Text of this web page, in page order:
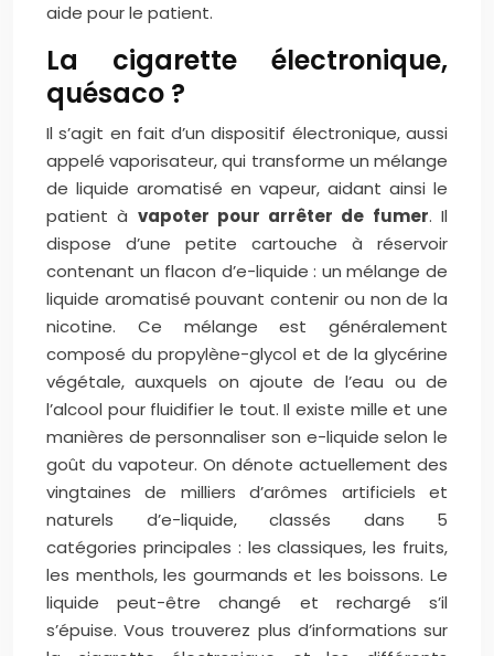
aide pour le patient.
La cigarette électronique,
quésaco ?
Il s’agit en fait d’un dispositif électronique, aussi
appelé vaporisateur, qui transforme un mélange
de liquide aromatisé en vapeur, aidant ainsi le
patient à vapoter pour arrêter de fumer. Il
dispose d’une petite cartouche à réservoir
contenant un flacon d’e-liquide : un mélange de
liquide aromatisé pouvant contenir ou non de la
nicotine. Ce mélange est généralement
composé du propylène-glycol et de la glycérine
végétale, auxquels on ajoute de l’eau ou de
l’alcool pour fluidifier le tout. Il existe mille et une
manières de personnaliser son e-liquide selon le
goût du vapoteur. On dénote actuellement des
vingtaines de milliers d’arômes artificiels et
naturels d’e-liquide, classés dans 5
catégories principales : les classiques, les fruits,
les menthols, les gourmands et les boissons. Le
liquide peut-être changé et rechargé s’il
s’épuise. Vous trouverez plus d’informations sur